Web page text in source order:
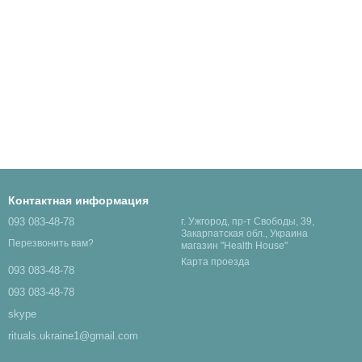
Контактная информация
093 083-48-78
Перезвонить вам?
093 083-48-78
093 083-48-78
skype
rituals.ukraine1@gmail.com
г. Ужгород, пр-т Свободы, 39,
Закарпатская обл., Украина
магазин "Health House"
Карта проезда